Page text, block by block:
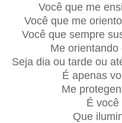
Você que me
Você que me
Você que sempre
Me
Seja dia ou tarde ou
É apenas
Me
É você
Que